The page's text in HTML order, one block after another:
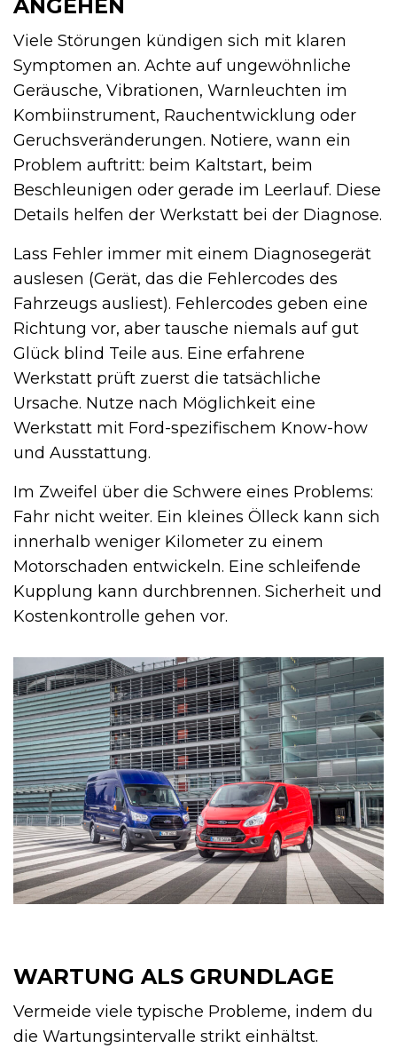
ANGEHEN
Viele Störungen kündigen sich mit klaren
Symptomen an. Achte auf ungewöhnliche
Geräusche, Vibrationen, Warnleuchten im
Kombiinstrument, Rauchentwicklung oder
Geruchsveränderungen. Notiere, wann ein
Problem auftritt: beim Kaltstart, beim
Beschleunigen oder gerade im Leerlauf. Diese
Details helfen der Werkstatt bei der Diagnose.
Lass Fehler immer mit einem Diagnosegerät
auslesen (Gerät, das die Fehlercodes des
Fahrzeugs ausliest). Fehlercodes geben eine
Richtung vor, aber tausche niemals auf gut
Glück blind Teile aus. Eine erfahrene
Werkstatt prüft zuerst die tatsächliche
Ursache. Nutze nach Möglichkeit eine
Werkstatt mit Ford-spezifischem Know-how
und Ausstattung.
Im Zweifel über die Schwere eines Problems:
Fahr nicht weiter. Ein kleines Ölleck kann sich
innerhalb weniger Kilometer zu einem
Motorschaden entwickeln. Eine schleifende
Kupplung kann durchbrennen. Sicherheit und
Kostenkontrolle gehen vor.
WARTUNG ALS GRUNDLAGE
Vermeide viele typische Probleme, indem du
die Wartungsintervalle strikt einhältst.